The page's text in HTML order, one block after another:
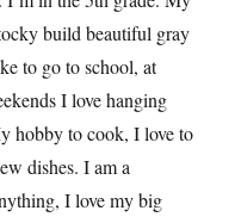
build beautiful gray
to go to school, at
I love hanging
hobby to cook, I love to
dishes. I am a
I love my big